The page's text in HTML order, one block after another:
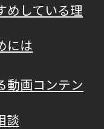
めしている理
には
動画コンテン
談